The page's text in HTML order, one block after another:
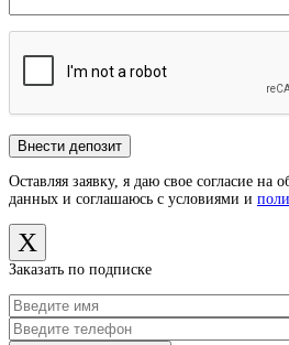
Оставляя заявку, я даю свое согласие на
данных и соглашаюсь с условиями и
X
Заказать по подписке